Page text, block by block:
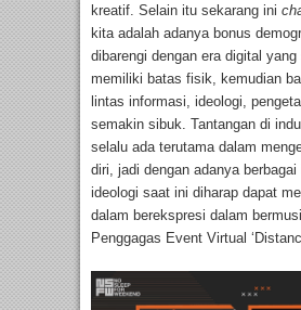
kreatif. Selain itu sekarang ini
kita adalah adanya bonus
dibarengi dengan era digital
memiliki batas fisik, kemudian
lintas informasi, ideologi,
semakin sibuk. Tantangan di
selalu ada terutama dalam
diri, jadi dengan adanya
ideologi saat ini diharap dapat
dalam berekspresi dalam
Penggagas Event Virtual